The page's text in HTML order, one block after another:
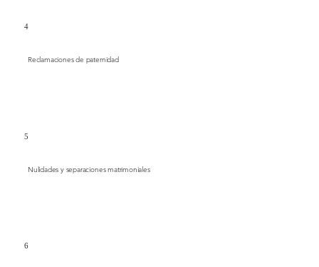
Reclamaciones de paternidad
4
Nulidades y separaciones matrimoniales
5
6